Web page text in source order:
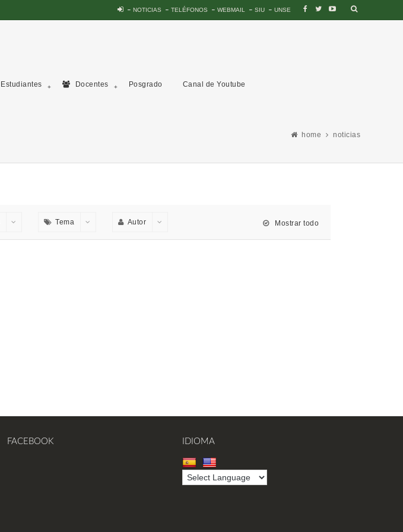
NOTICIAS TELÉFONOS WEBMAIL SIU UNSE
Estudiantes Docentes Posgrado Canal de Youtube
home noticias
Tema Autor Mostrar todo
FACEBOOK IDIOMA